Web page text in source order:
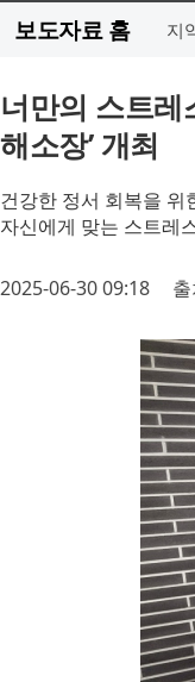
보도자료 홈 지
너만의 스트
해소장’ 개최
건강한 정서 회복을 위
자신에게 맞는 스트레
2025-06-30 09:18